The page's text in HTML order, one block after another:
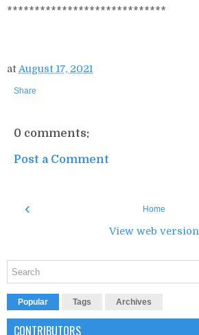
*****************************
at August 17, 2021
Share
0 comments:
Post a Comment
‹ Home
View web version
Popular Tags Archives
CONTRIBUTORS